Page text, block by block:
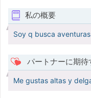
私の概要
Soy q busca aventuras
パートナーに期待
Me gustas altas y